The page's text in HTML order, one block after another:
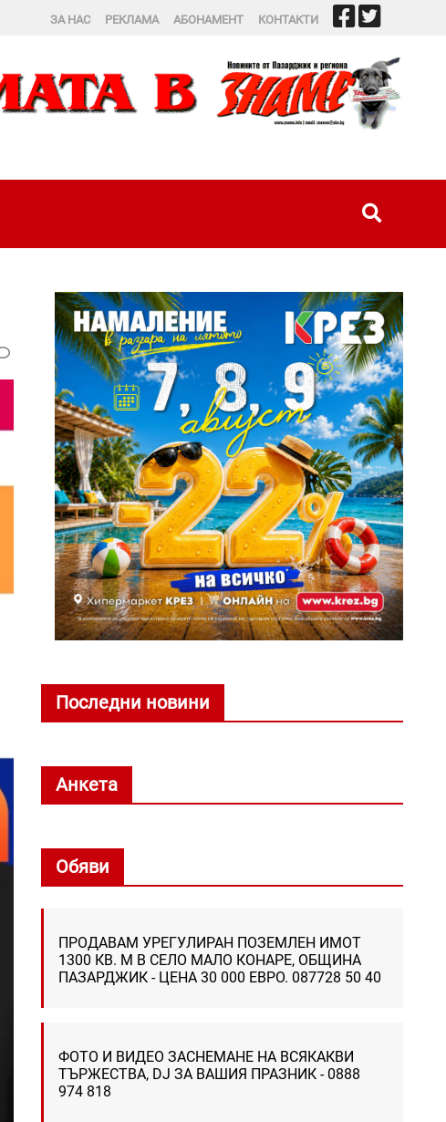
ЗА НАС РЕКЛАМА АБОНАМЕНТ КОНТАКТИ
Последни новини
Анкета
Обяви
ПРОДАВАМ УРЕГУЛИРАН ПОЗЕМЛЕН ИМОТ
1300 КВ. М В СЕЛО МАЛО КОНАРЕ, ОБЩИНА
ПАЗАРДЖИК - ЦЕНА 30 000 ЕВРО. 087728 50 40
ФОТО И ВИДЕО ЗАСНЕМАНЕ НА ВСЯКАКВИ
ТЪРЖЕСТВА, DJ ЗА ВАШИЯ ПРАЗНИК - 0888
974 818